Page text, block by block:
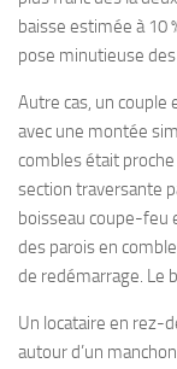
baisse estimée à 10
pose minutieuse
Autre cas, un couple
avec une montée
combles était proche
section traversante
boisseau coupe-feu
des parois en
de redémarrage. Le
Un locataire en rez-
autour d’un